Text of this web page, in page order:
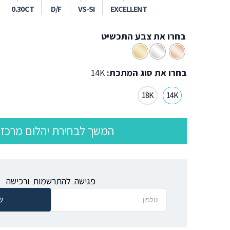
EXCELLENT
VS-SI
D/F
0.30CT
בחרו את צבע התכשיט
בחרו את סוג המתכת: 14K
18K 14K
המשך לבחירת יהלום
פגישה להתרשמות ורכישה